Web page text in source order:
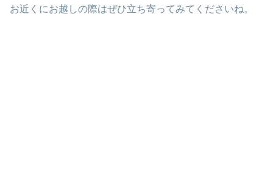
お近くにお越しの際はぜひ立ち寄ってみてくださいね。